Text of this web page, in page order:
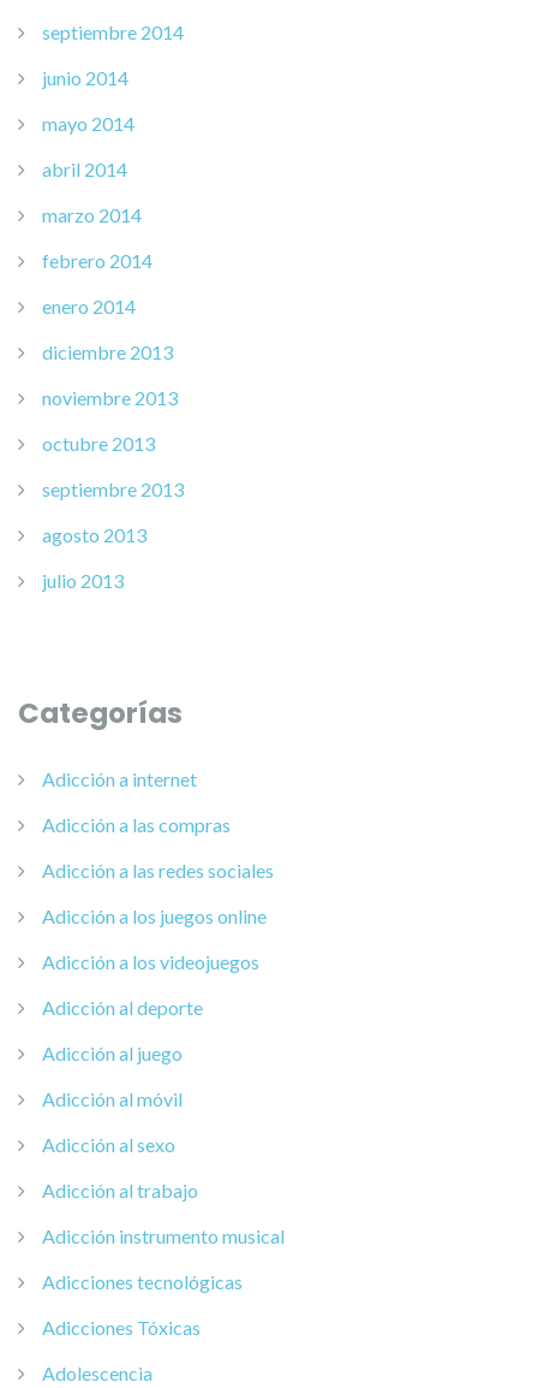
septiembre 2014
junio 2014
mayo 2014
abril 2014
marzo 2014
febrero 2014
enero 2014
diciembre 2013
noviembre 2013
octubre 2013
septiembre 2013
agosto 2013
julio 2013
Categorías
Adicción a internet
Adicción a las compras
Adicción a las redes sociales
Adicción a los juegos online
Adicción a los videojuegos
Adicción al deporte
Adicción al juego
Adicción al móvil
Adicción al sexo
Adicción al trabajo
Adicción instrumento musical
Adicciones tecnológicas
Adicciones Tóxicas
Adolescencia